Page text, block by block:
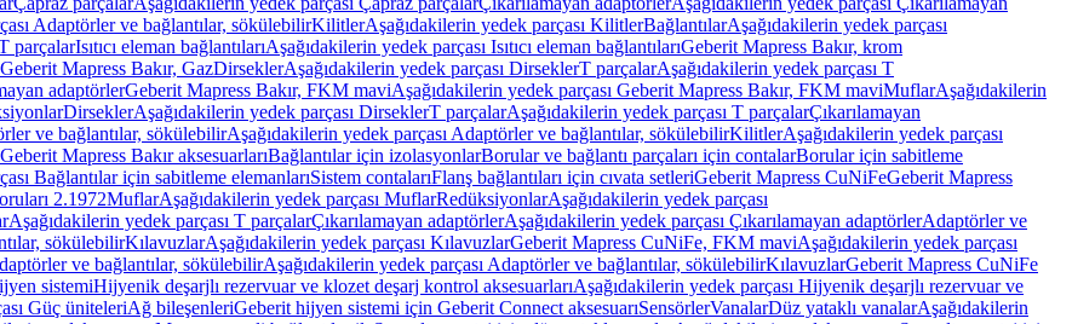
Adaptörler ve bağlantılar, sökülebilirKilitlerAşağıdakilerin yedek parçası KilitlerBağlantılarAşağıdakilerin yedek parçası
parçalarIsıtıcı eleman bağlantılarıAşağıdakilerin yedek parçası Isıtıcı eleman bağlantılarıGeberit Mapress Bakır, krom
Mapress Bakır, GazDirseklerAşağıdakilerin yedek parçası DirseklerT parçalarAşağıdakilerin yedek parçası T
adaptörlerGeberit Mapress Bakır, FKM maviAşağıdakilerin yedek parçası Geberit Mapress Bakır, FKM maviMuflarAşağıdakilerin
DirseklerAşağıdakilerin yedek parçası DirseklerT parçalarAşağıdakilerin yedek parçası T parçalarÇıkarılamayan
ve bağlantılar, sökülebilirAşağıdakilerin yedek parçası Adaptörler ve bağlantılar, sökülebilirKilitlerAşağıdakilerin yedek parçası
Mapress Bakır aksesuarlarıBağlantılar için izolasyonlarBorular ve bağlantı parçaları için contalarBorular için sabitleme
Bağlantılar için sabitleme elemanlarıSistem contalarıFlanş bağlantıları için cıvata setleriGeberit Mapress CuNiFeGeberit Mapress
2.1972MuflarAşağıdakilerin yedek parçası MuflarRedüksiyonlarAşağıdakilerin yedek parçası
Aşağıdakilerin yedek parçası T parçalarÇıkarılamayan adaptörlerAşağıdakilerin yedek parçası Çıkarılamayan adaptörlerAdaptörler ve
sökülebilirKılavuzlarAşağıdakilerin yedek parçası KılavuzlarGeberit Mapress CuNiFe, FKM maviAşağıdakilerin yedek parçası
ve bağlantılar, sökülebilirAşağıdakilerin yedek parçası Adaptörler ve bağlantılar, sökülebilirKılavuzlarGeberit Mapress CuNiFe
sistemiHijyenik deşarjlı rezervuar ve klozet deşarj kontrol aksesuarlarıAşağıdakilerin yedek parçası Hijyenik deşarjlı rezervuar ve
Güç üniteleriAğ bileşenleriGeberit hijyen sistemi için Geberit Connect aksesuarıSensörlerVanalarDüz yataklı vanalarAşağıdakilerin